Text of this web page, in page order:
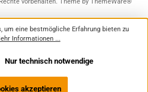
um eine bestmögliche Erfahrung bieten zu
Informationen ...
Nur technisch notwendige
akzeptieren